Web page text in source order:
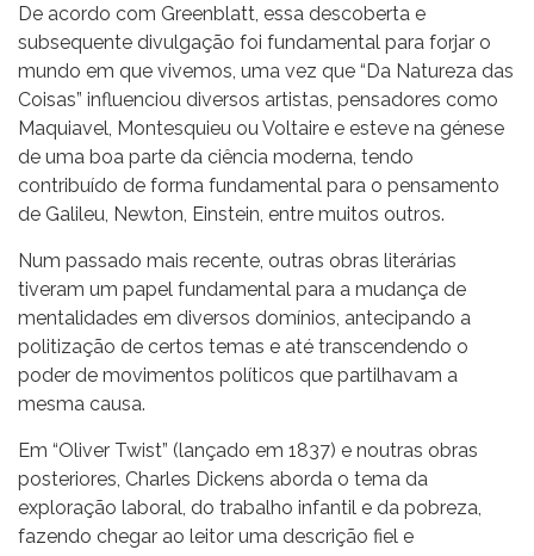
De acordo com Greenblatt, essa descoberta e
subsequente divulgação foi fundamental para forjar o
mundo em que vivemos, uma vez que “Da Natureza das
Coisas” influenciou diversos artistas, pensadores como
Maquiavel, Montesquieu ou Voltaire e esteve na génese
de uma boa parte da ciência moderna, tendo
contribuído de forma fundamental para o pensamento
de Galileu, Newton, Einstein, entre muitos outros.
Num passado mais recente, outras obras literárias
tiveram um papel fundamental para a mudança de
mentalidades em diversos domínios, antecipando a
politização de certos temas e até transcendendo o
poder de movimentos políticos que partilhavam a
mesma causa.
Em “Oliver Twist” (lançado em 1837) e noutras obras
posteriores, Charles Dickens aborda o tema da
exploração laboral, do trabalho infantil e da pobreza,
fazendo chegar ao leitor uma descrição fiel e